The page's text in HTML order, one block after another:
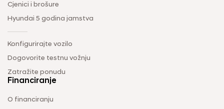
Cjenici i brošure
Hyundai 5 godina jamstva
Konfigurirajte vozilo
Dogovorite testnu vožnju
Zatražite ponudu
Financiranje
O financiranju